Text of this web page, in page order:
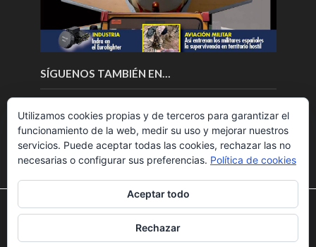
SÍGUENOS TAMBIÉN EN…
Copyright © 2018.Fly News.Noticias aerospacial
Utilizamos cookies para ofrecerte la mejor experiencia en
nuestra web.
Puedes aprender más sobre qué cookies utilizamos o
desactivarlas en losajustes.
Utilizamos cookies propias y de terceros para garantizar el
funcionamiento de la web, medir su uso y mejorar nuestros
servicios. Puede aceptar todas las cookies, rechazar las no
necesarias o configurar sus preferencias. Política de cookies
Aceptar todo
Rechazar